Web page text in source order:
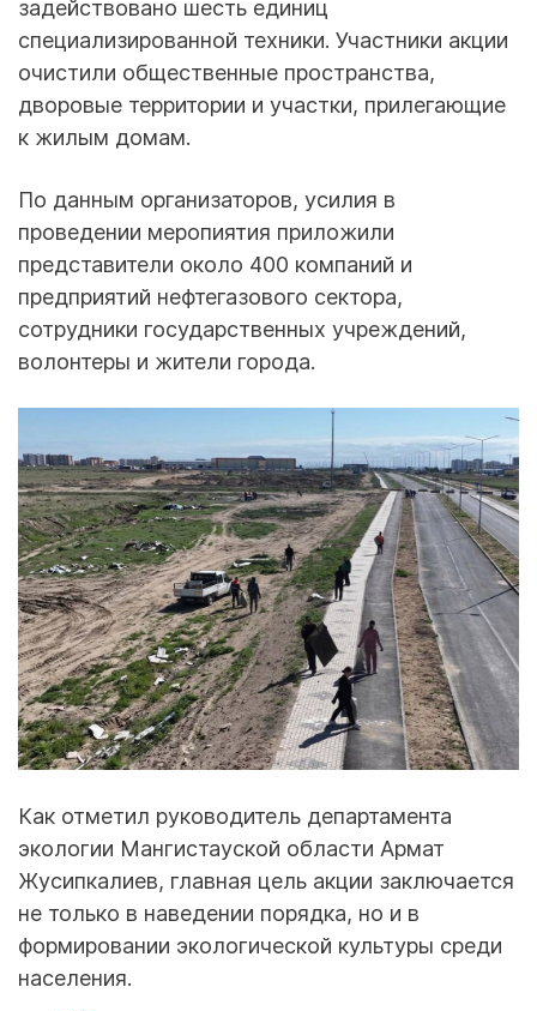
задействовано шесть единиц
специализированной техники. Участники акции
очистили общественные пространства,
дворовые территории и участки, прилегающие
к жилым домам.
По данным организаторов, усилия в
проведении меропиятия приложили
представители около 400 компаний и
предприятий нефтегазового сектора,
сотрудники государственных учреждений,
волонтеры и жители города.
Как отметил руководитель департамента
экологии Мангистауской области Армат
Жусипкалиев, главная цель акции заключается
не только в наведении порядка, но и в
формировании экологической культуры среди
населения.